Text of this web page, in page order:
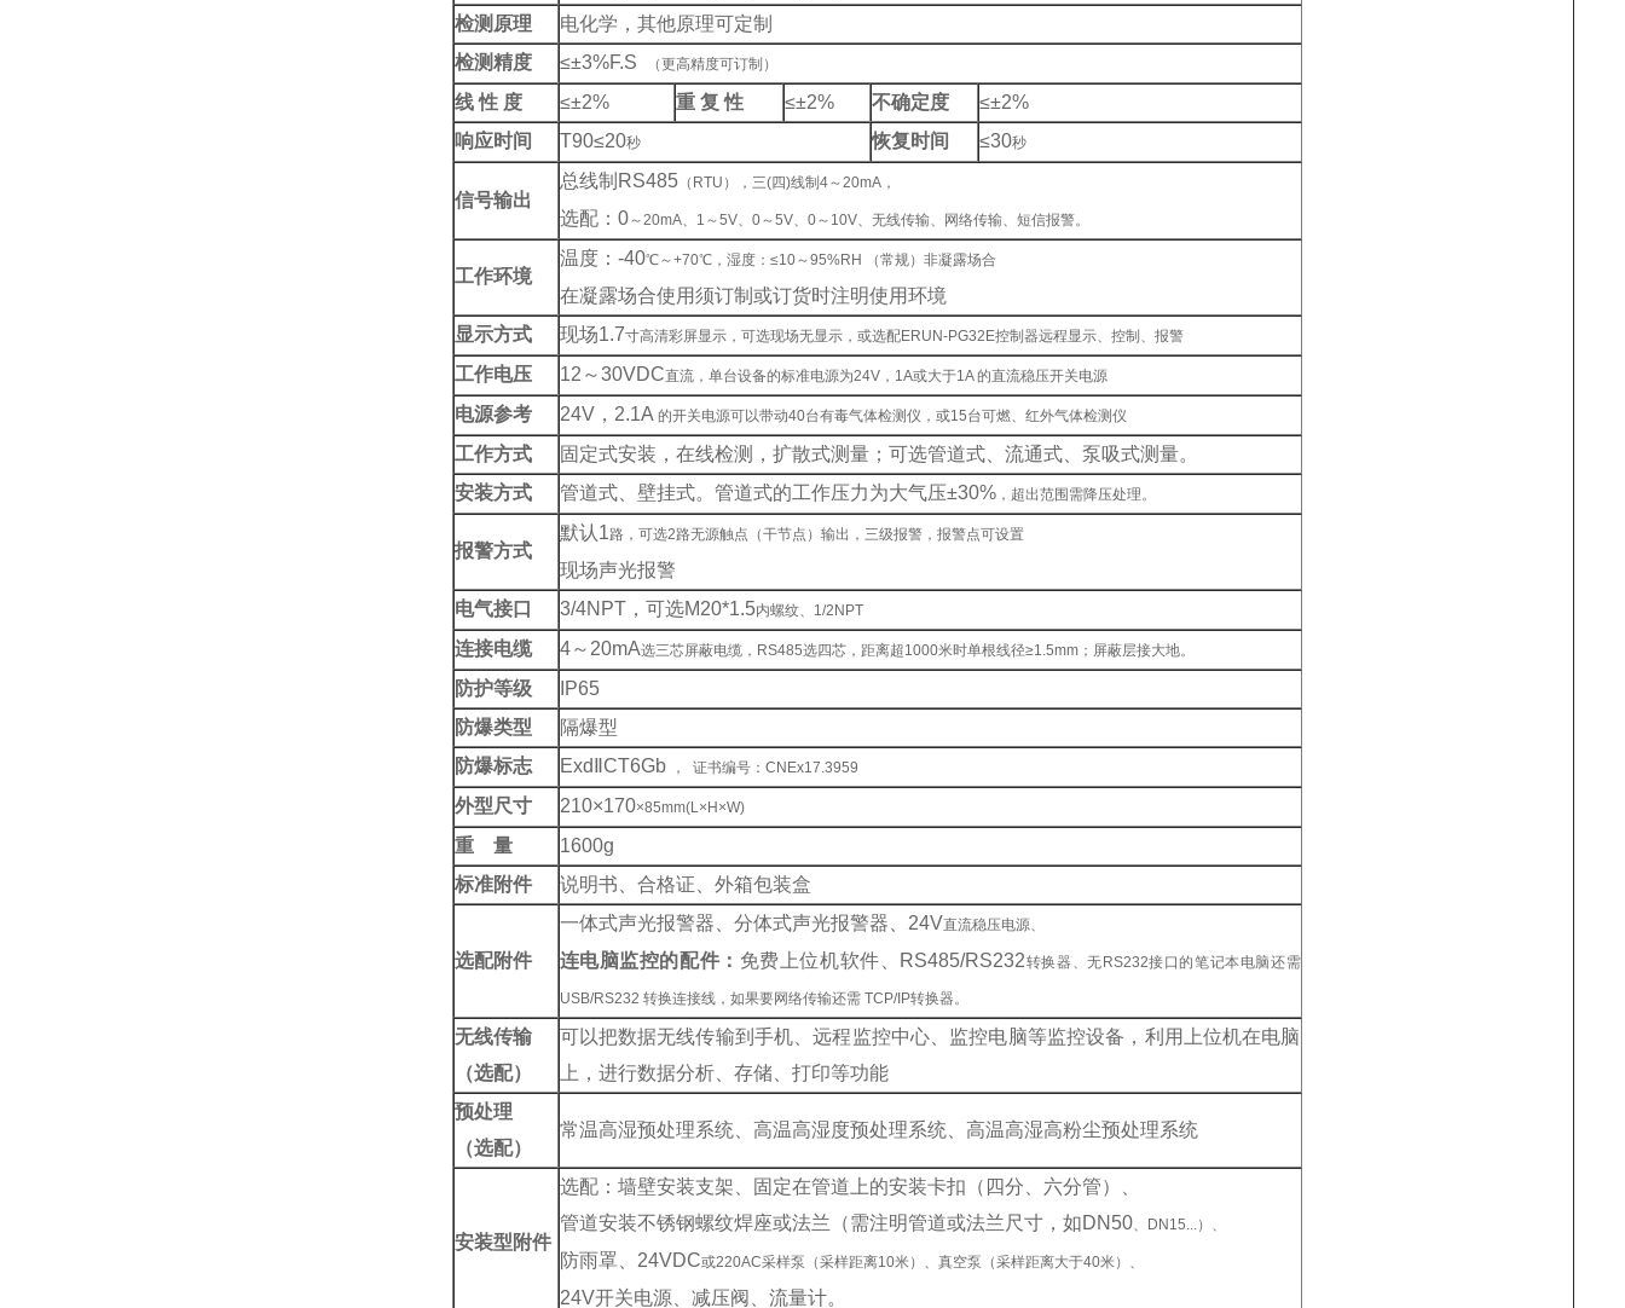
检测原理
电化学，其他原理可定制
检测精度
≤±3%F.S （更高精度可订制）
线 性 度 ≤±2% 重 复 性 ≤±2% 不确定度
≤±2%
响应时间
T90≤20秒 恢复时间 ≤30秒
信号输出
总线制RS485（RTU），三(四)线制4～20mA，
选配：0～20mA、1～5V、0～5V、0～10V、无线传输、网络传输、短信报警。
工作环境
温度：-40℃～+70℃，湿度：≤10～95%RH （常规）非凝露场合
在凝露场合使用须订制或订货时注明使用环境
显示方式
现场1.7寸高清彩屏显示，可选现场无显示，或选配ERUN-PG32E控制器远程显示、控制、报警
工作电压 12 ～30VDC直流，单台设备的标准电源为24V，1A或大于1A 的直流稳压开关电源
电源参考 24V，2.1A 的开关电源可以带动40台有毒气体检测仪，或15台可燃、红外气体检测仪
工作方式
固定式安装，在线检测，扩散式测量；可选管道式、流通式、泵吸式测量。
安装方式
管道式、壁挂式。管道式的工作压力为大气压±30%，超出范围需降压处理。
报警方式
默认1路，可选2路无源触点（干节点）输出，三级报警，报警点可设置
现场声光报警
电气接口
3/4NPT，可选M20*1.5内螺纹、1/2NPT
连接电缆 4～20mA选三芯屏蔽电缆，RS485选四芯，距离超1000米时单根线径≥1.5mm；屏蔽层接大地。
防护等级
IP65
防爆类型
隔爆型
防爆标志
Exd ⅡCT6Gb ， 证书编号：CNEx17.3959
外型尺寸 210×170×85mm(L×H×W)
重 量
1600g
标准附件
说明书、合格证、外箱包装盒
选配附件
一体式声光报警器、分体式声光报警器、24V直流稳压电源、
连电脑监控的配件： 免费上位机软件、RS485/RS232转换器、无RS232接口的笔记本电脑还需
USB/RS232 转换连接线，如果要网络传输还需 TCP/IP转换器。
无线传输
（选配）
可以把数据无线传输到手机、远程监控中心、监控电脑等监控设备，利用上位机在电脑
上，进行数据分析、存储、打印等功能
预处理
（选配）
常温高湿预处理系统、高温高湿度预处理系统、高温高湿高粉尘预处理系统
安装型附件
选配：墙壁安装支架、固定在管道上的安装卡扣（四分、六分管）、
管道安装不锈钢螺纹焊座或法兰（需注明管道或法兰尺寸，如DN50、DN15...）、
防雨罩、24VDC或220AC采样泵（采样距离10米）、真空泵（采样距离大于40米）、
24V开关电源、减压阀、流量计。